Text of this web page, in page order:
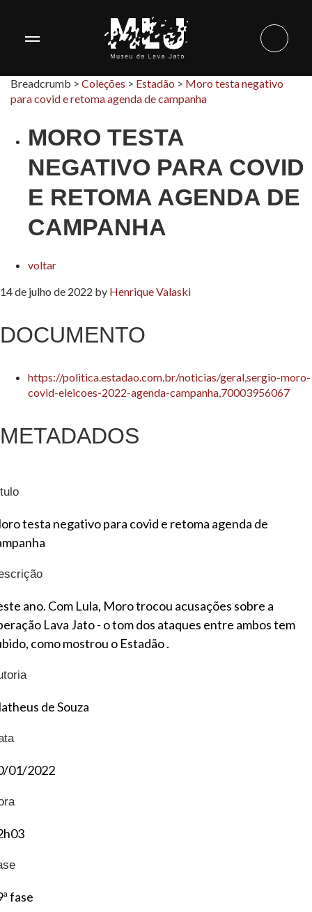
Breadcrumb > Coleções > Estadão > Moro testa negativo
para covid e retoma agenda de campanha
MORO TESTA
NEGATIVO PARA COVID
E RETOMA AGENDA DE
CAMPANHA
voltar
14 de julho de 2022 by Henrique Valaski
DOCUMENTO
https://politica.estadao.com.br/noticias/geral,sergio-moro-
covid-eleicoes-2022-agenda-campanha,70003956067
METADADOS
testa negativo para covid e retoma agenda de
ano. Com Lula, Moro trocou acusações sobre a
Lava Jato - o tom dos ataques entre ambos tem
como mostrou o Estadão .
de Souza
01/2022
fase